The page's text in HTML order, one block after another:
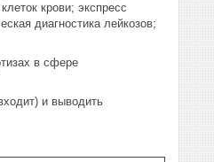
крови; экспресс
диагностика лейкозов;
в сфере
и выводить